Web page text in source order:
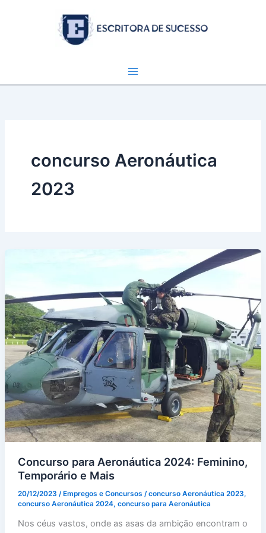
concurso Aeronáutica
2023
Concurso para Aeronáutica 2024: Feminino,
Temporário e Mais
20/12/2023 / Empregos e Concursos /concurso Aeronáutica 2023,
concurso Aeronáutica 2024, concurso para Aeronáutica
Nos céus vastos, onde as asas da ambição encontram o